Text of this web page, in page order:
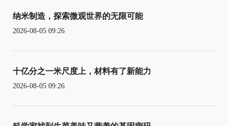
纳米制造，探索微观世界的无限可能
2026-08-05 09:26
十亿分之一米尺度上，材料有了新能力
2026-08-05 09:26